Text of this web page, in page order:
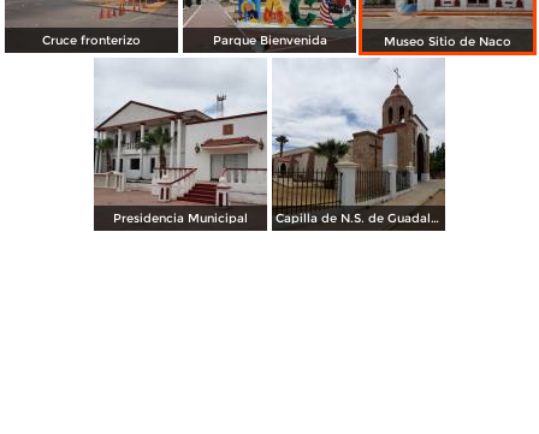
Cruce fronterizo Parque Bienvenida Museo Sitio de Naco
Presidencia Municipal Capilla de N.S. de Guadalupe